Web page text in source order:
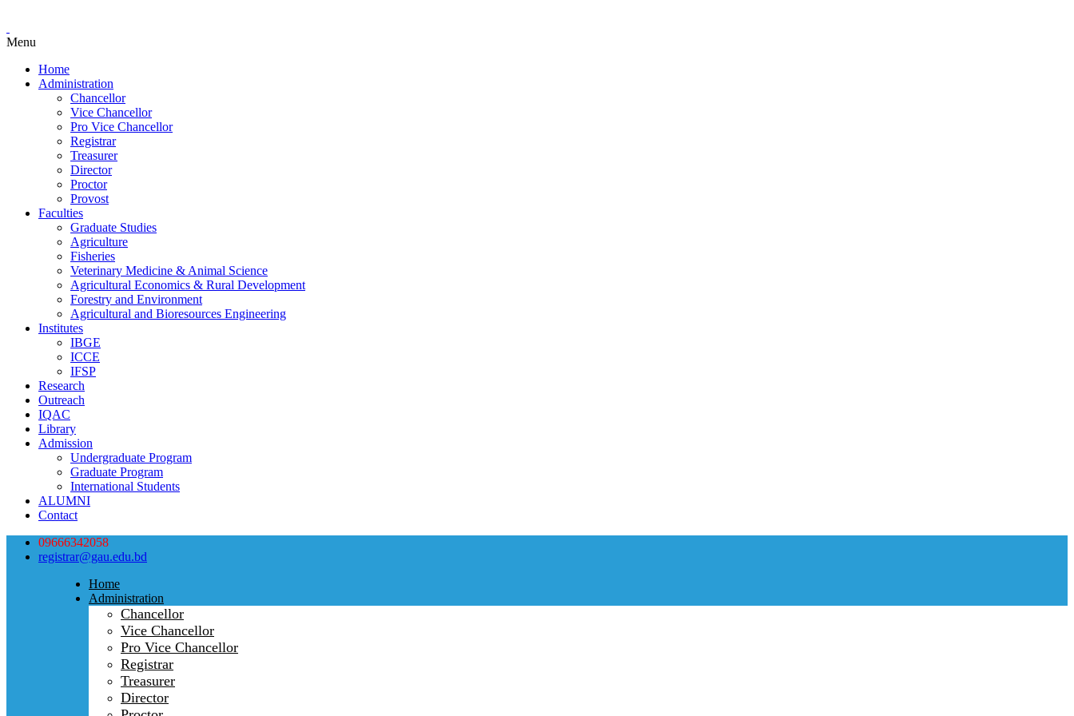
Menu
Home
Administration
Chancellor
Vice Chancellor
Pro Vice Chancellor
Registrar
Treasurer
Director
Proctor
Provost
Faculties
Graduate Studies
Agriculture
Fisheries
Veterinary Medicine & Animal Science
Agricultural Economics & Rural Development
Forestry and Environment
Agricultural and Bioresources Engineering
Institutes
IBGE
ICCE
IFSP
Research
Outreach
IQAC
Library
Admission
Undergraduate Program
Graduate Program
International Students
ALUMNI
Contact
09666342058
registrar@gau.edu.bd
Home
Administration
Chancellor
Vice Chancellor
Pro Vice Chancellor
Registrar
Treasurer
Director